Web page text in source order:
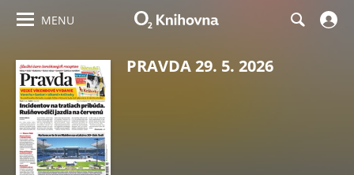
MENU
PRAVDA 29. 5. 2026